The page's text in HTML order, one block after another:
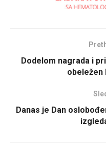
Dodelom nagrada i
obeležen
Danas je Dan